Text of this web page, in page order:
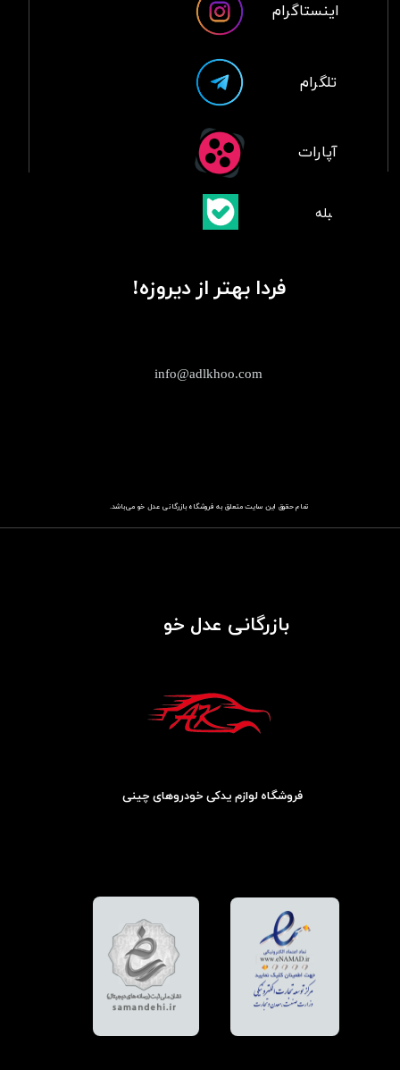
تمام حقوق این سایت متعلق به فروشگاهباز​​​​​​​رگانی عدل خو می‌باشد.
info@adlkhoo.com
بازرگانی عدل خو
فردا بهتر از دیروزه!
فروشگاه لوازم یدکی خودروهای چینی
آپارات
تلگرام
اینستاگرام
​بلبله​​​​​​​بله